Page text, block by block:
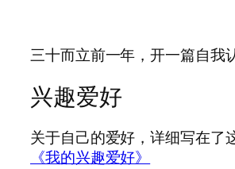
三十而立前一年，开一篇自我
兴趣爱好
关于自己的爱好，详细写在了
《我的兴趣爱好》